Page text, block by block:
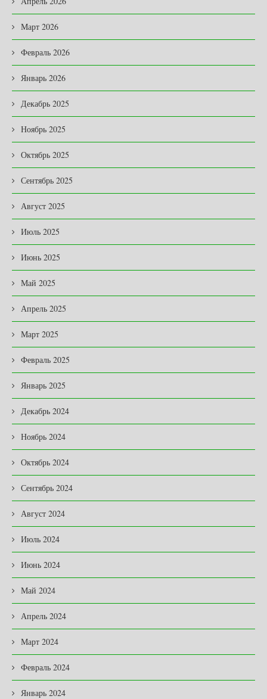
Март 2026
Февраль 2026
Январь 2026
Декабрь 2025
Ноябрь 2025
Октябрь 2025
Сентябрь 2025
Август 2025
Июль 2025
Июнь 2025
Май 2025
Апрель 2025
Март 2025
Февраль 2025
Январь 2025
Декабрь 2024
Ноябрь 2024
Октябрь 2024
Сентябрь 2024
Август 2024
Июль 2024
Июнь 2024
Май 2024
Апрель 2024
Март 2024
Февраль 2024
Январь 2024